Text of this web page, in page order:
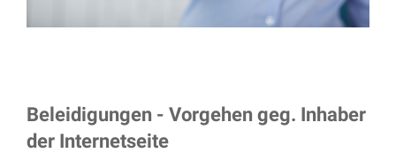
Beleidigungen - Vorgehen geg. Inhaber
der Internetseite